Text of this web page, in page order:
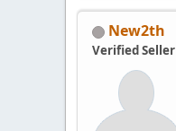
New2th
Verified Seller